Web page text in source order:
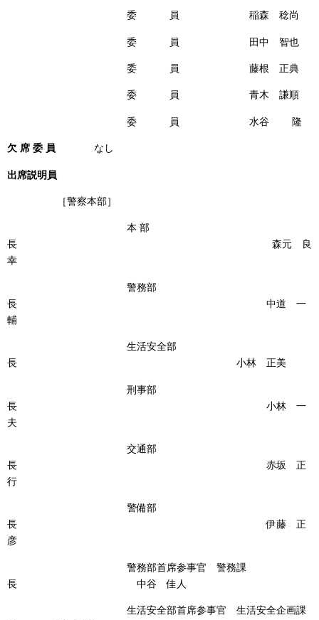
委 員 稲森 稔尚
委 員 田中 智也
委 員 藤根 正典
委 員 青木 謙順
委 員 水谷 隆
欠 席 委 員 なし
出席説明員
［警察本部］
本 部
長 森元 良
幸
警務部
長 中道 一
輔
生活安全部
長 小林 正美
刑事部
長 小林 一
夫
交通部
長 赤坂 正
行
警備部
長 伊藤 正
彦
警務部首席参事官 警務課
長 中谷 佳人
生活安全部首席参事官 生活安全企画課